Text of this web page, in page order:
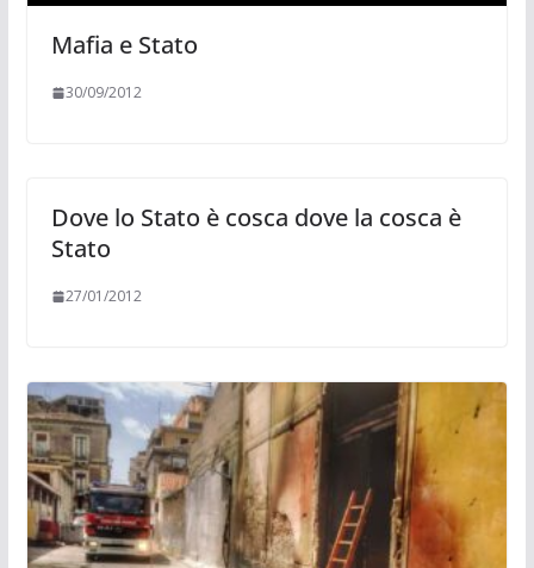
Mafia e Stato
30/09/2012
Dove lo Stato è cosca dove la cosca è
Stato
27/01/2012